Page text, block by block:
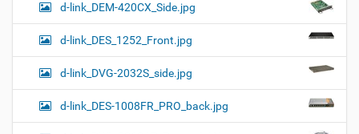
d-link_DEM-420CX_Side.jpg
d-link_DES_1252_Front.jpg
d-link_DVG-2032S_side.jpg
d-link_DES-1008FR_PRO_back.jpg